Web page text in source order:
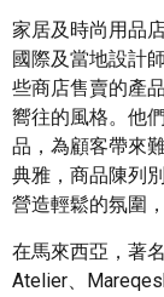
家居及時尚用品
國際及當地設計
些商店售賣的產
嚮往的風格。他
品，為顧客帶來
典雅，商品陳列
營造輕鬆的氛圍
在馬來西亞，著
Atelier、